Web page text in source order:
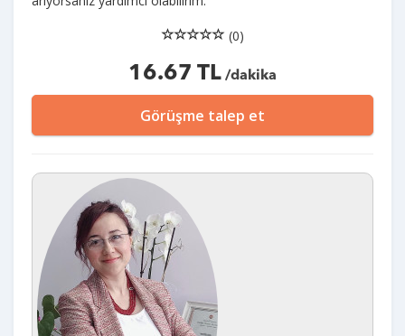
(0)
16.67 TL /dakika
Görüşme talep et